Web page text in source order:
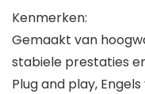
Kenmerken:
Gemaakt van
stabiele prestaties
Plug and play,